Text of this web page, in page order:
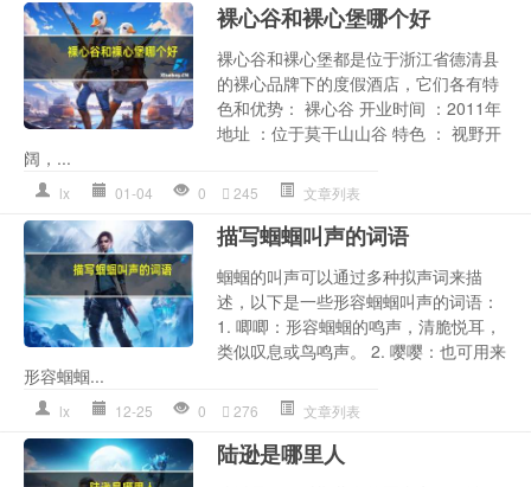
裸心谷和裸心堡哪个好
裸心谷和裸心堡都是位于浙江省德清县
的裸心品牌下的度假酒店，它们各有特
色和优势： 裸心谷 开业时间 ：2011年
地址 ：位于莫干山山谷 特色 ： 视野开
阔，...
lx 01-04 0 245 文章列表
描写蝈蝈叫声的词语
蝈蝈的叫声可以通过多种拟声词来描
述，以下是一些形容蝈蝈叫声的词语：
1. 唧唧：形容蝈蝈的鸣声，清脆悦耳，
类似叹息或鸟鸣声。 2. 嘤嘤：也可用来
形容蝈蝈...
lx 12-25 0 276 文章列表
陆逊是哪里人